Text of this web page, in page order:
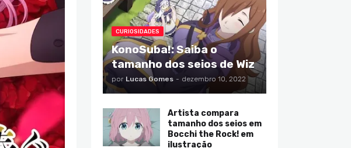
CURIOSIDADES
KonoSuba!: Saiba o
tamanho dos seios de Wiz
por Lucas Gomes - dezembro 10, 2022
Artista compara
tamanho dos seios em
Bocchi the Rock! em
ilustração